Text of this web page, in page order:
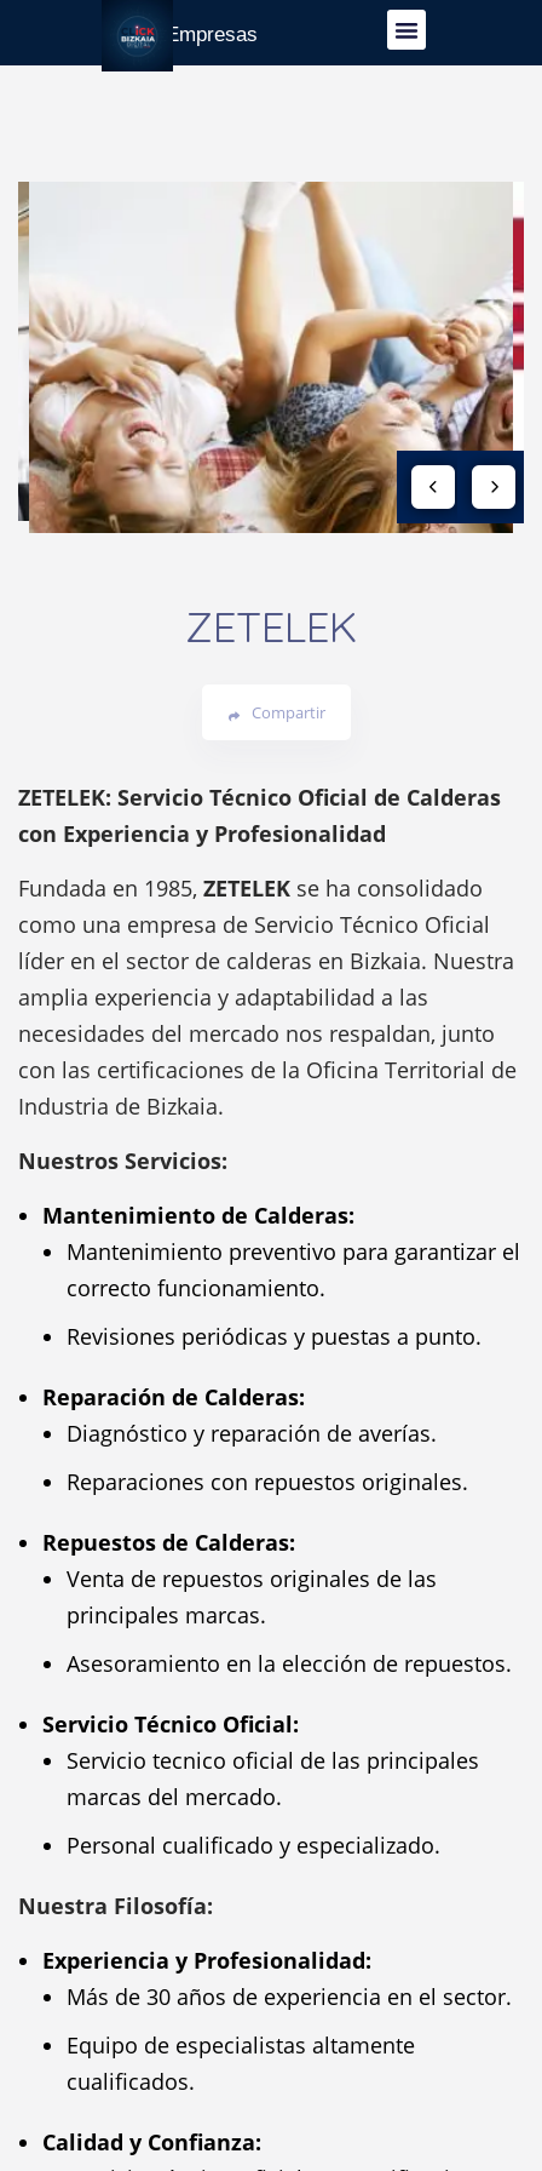
Guía Empresas
ZETELEK
Compartir
ZETELEK: Servicio Técnico Oficial de Calderas
con Experiencia y Profesionalidad
Fundada en 1985, ZETELEK se ha consolidado
como una empresa de Servicio Técnico Oficial
líder en el sector de calderas en Bizkaia. Nuestra
amplia experiencia y adaptabilidad a las
necesidades del mercado nos respaldan, junto
con las certificaciones de la Oficina Territorial de
Industria de Bizkaia.
Nuestros Servicios:
Mantenimiento de Calderas:
Mantenimiento preventivo para garantizar el
correcto funcionamiento.
Revisiones periódicas y puestas a punto.
Reparación de Calderas:
Diagnóstico y reparación de averías.
Reparaciones con repuestos originales.
Repuestos de Calderas:
Venta de repuestos originales de las
principales marcas.
Asesoramiento en la elección de repuestos.
Servicio Técnico Oficial:
Servicio tecnico oficial de las principales
marcas del mercado.
Personal cualificado y especializado.
Nuestra Filosofía:
Experiencia y Profesionalidad:
Más de 30 años de experiencia en el sector.
Equipo de especialistas altamente
cualificados.
Calidad y Confianza: